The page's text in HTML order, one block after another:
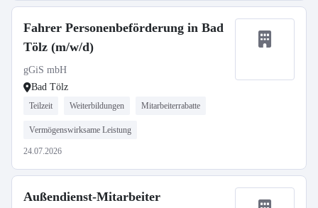
Fahrer Personenbeförderung in Bad
Tölz (m/w/d)
gGiS mbH
Bad Tölz
Teilzeit Weiterbildungen Mitarbeiterrabatte
Vermögenswirksame Leistung
24.07.2026
Außendienst-Mitarbeiter